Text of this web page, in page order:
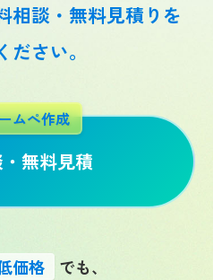
相談・無料見積りを
ださい。
ムぺ作成
無料見積
価格
でも、